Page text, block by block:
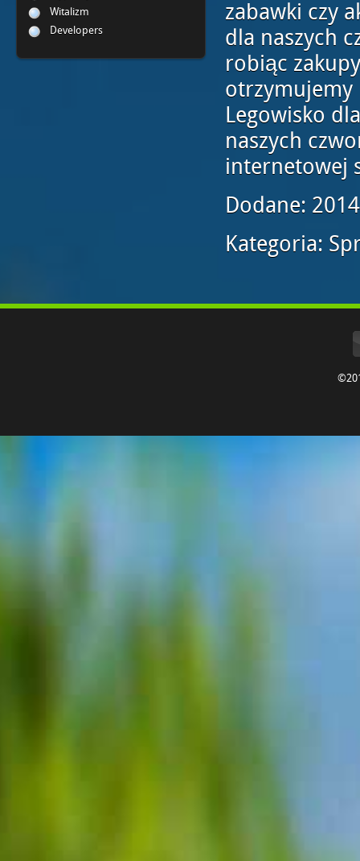
Witalizm
Developers
zabawki czy
dla naszych
robiąc
otrzymujemy
Legowisko
naszych
internetowej
Dodane:
Kategoria: